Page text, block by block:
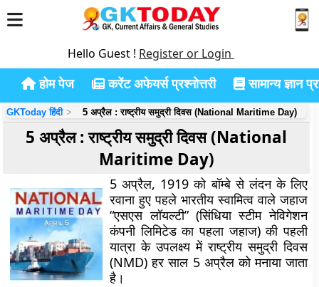
Hello Guest ! Register or Login
होम पेज करेंट अफेयर्स प्रश्नोत्तरी सामान्य ज्ञान
GKToday हिंदी 5 अप्रैल : राष्ट्रीय समुद्री दिवस (National Maritime Day)
5 अप्रैल : राष्ट्रीय समुद्री दिवस (National
Maritime Day)
5 अप्रैल, 1919 को बॉम्बे से लंदन के लिए
रवाना हुए पहले भारतीय स्वामित्व वाले जहाज
“एसएस लॉयल्टी” (सिंधिया स्टीम नेविगेशन
कंपनी लिमिटेड का पहला जहाज) की पहली
यात्रा के उपलक्ष्य में राष्ट्रीय समुद्री दिवस
(NMD) हर साल 5 अप्रैल को मनाया जाता
है।